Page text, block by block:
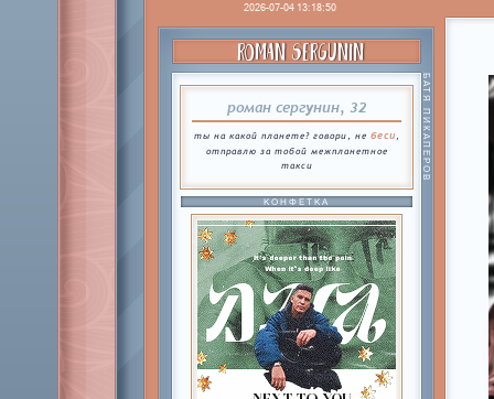
2026-07-04 13:18:50
ROMAN SERGUNIN
роман сергунин, 32
ты на какой планете? говори, не беси
отправлю за тобой межпланетное
такси
БАТЯ ПИКАПЕРОВ
КОНФЕТКА